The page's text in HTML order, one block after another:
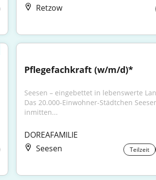
Retzow
Pflegefachkraft (w/m/d)*
Seesen – eingebettet in lebenswerte
Das 20.000-Einwohner-Städtchen
inmitten...
DOREAFAMILIE
Seesen
Teilzeit